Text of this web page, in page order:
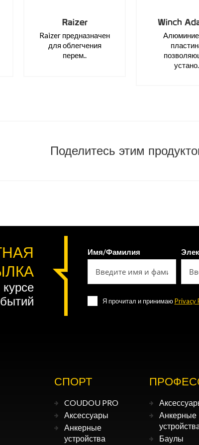
Raizer
Raizer предназначен
для облегчения
перем..
Winch
Поделитесь этим
Имя/Фамилия
Я прочитал и принимаюPrivacy
СПОРТ
COUDOU PRO
Аксессуары
Анкерные
устройства
Анкерные
Баулы